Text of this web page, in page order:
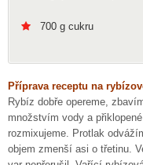
700 g cukru
Příprava receptu na
Rybíz dobře opereme,
množstvím vody a
rozmixujeme. Protlak
objem zmenší asi o třetinu.